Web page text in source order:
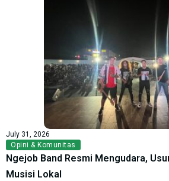
July 31, 2026
Opini & Komunitas
Ngejob Band Resmi Mengudara,
Musisi Lokal